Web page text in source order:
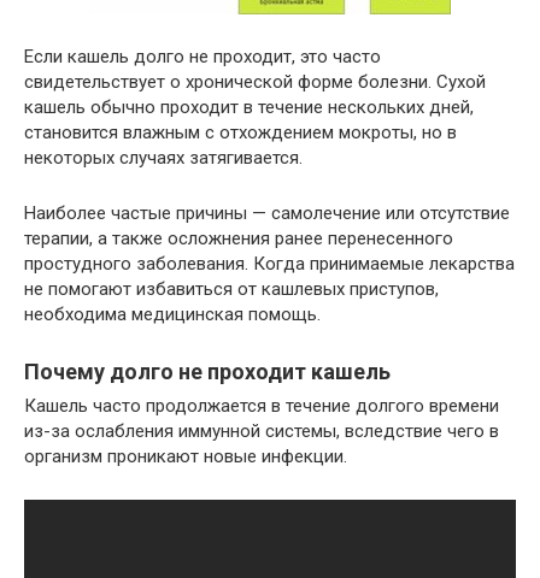
Если кашель долго не проходит, это часто
свидетельствует о хронической форме болезни. Сухой
кашель обычно проходит в течение нескольких дней,
становится влажным с отхождением мокроты, но в
некоторых случаях затягивается.
Наиболее частые причины — самолечение или отсутствие
терапии, а также осложнения ранее перенесенного
простудного заболевания. Когда принимаемые лекарства
не помогают избавиться от кашлевых приступов,
необходима медицинская помощь.
Почему долго не проходит кашель
Кашель часто продолжается в течение долгого времени
из-за ослабления иммунной системы, вследствие чего в
организм проникают новые инфекции.